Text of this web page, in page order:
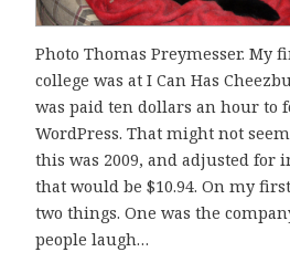
Photo Thomas Preymesser. My
college was at I Can Has
was paid ten dollars an hour to
WordPress. That might not
this was 2009, and adjusted for
that would be $10.94. On my
two things. One was the
people laugh…